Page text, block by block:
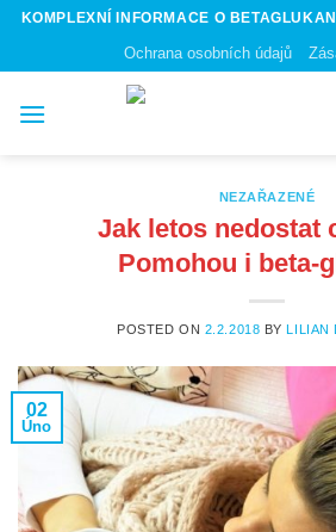
Skip
content
KOMPLEXNÍ INFORMACE O
Ochrana osobních údajů
NEZAŘAZENÉ
Jak letos nedostat
Pomohou i beta-
POSTED ON 2.2.2018 BYLILIAN
02
Úno